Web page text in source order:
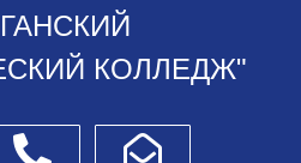
КОЛЛЕДЖ"
ТелефоныНаписать обращение